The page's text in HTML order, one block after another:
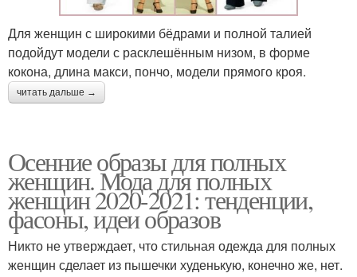
Для женщин с широкими бёдрами и полной талией
подойдут модели с расклешённым низом, в форме
кокона, длина макси, пончо, модели прямого кроя.
читать дальше →
Осенние образы для полных
женщин. Мода для полных
женщин 2020-2021: тенденции,
фасоны, идеи образов
Никто не утверждает, что стильная одежда для полных
женщин сделает из пышечки худенькую, конечно же, нет.